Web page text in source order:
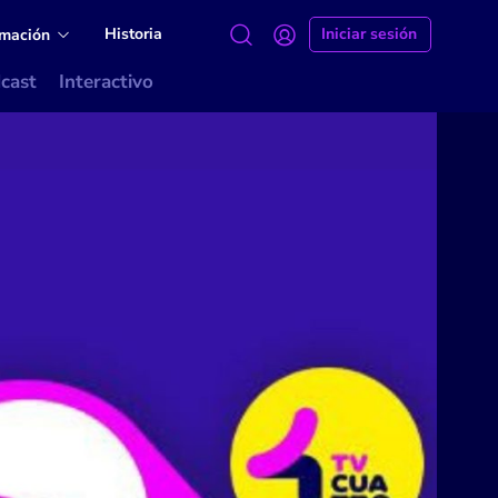
Historia Iniciar sesión
Interactivo